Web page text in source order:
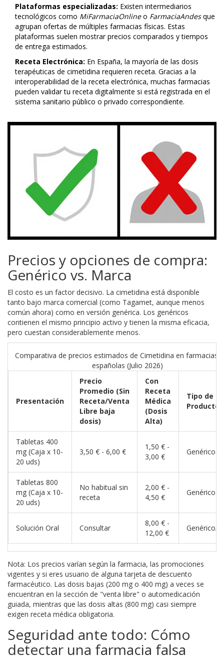
Plataformas especializadas: Existen intermediarios
tecnológicos como MiFarmaciaOnlineo FarmaciaAndesque
agrupan ofertas de múltiples farmacias físicas. Estas
plataformas suelen mostrar precios comparados y tiempos
de entrega estimados.
Receta Electrónica: En España, la mayoría de las dosis
terapéuticas de cimetidina requieren receta. Gracias a la
interoperabilidad de la receta electrónica, muchas farmacias
pueden validar tu receta digitalmente si está registrada en el
sistema sanitario público o privado correspondiente.
Precios y opciones de compra:
Genérico vs. Marca
El costo es un factor decisivo. La cimetidina está disponible
tanto bajo marca comercial (como Tagamet, aunque menos
común ahora) como en versión genérica. Los genéricos
contienen el mismo principio activo y tienen la misma eficacia,
pero cuestan considerablemente menos.
Comparativa de precios estimados de Cimetidina en farmacias
españolas (Julio 2026)
Presentación
Precio
Promedio (Sin
Receta/Venta
Libre baja
dosis)
Con
Receta
Médica
(Dosis
Alta)
Tipo de
Producto
Tabletas 400
mg (Caja x 10-
20 uds)
3,50 € - 6,00 €
1,50 € -
3,00 €
Genérico
Tabletas 800
mg (Caja x 10-
20 uds)
No habitual sin
receta
2,00 € -
4,50 €
Genérico
Solución Oral Consultar
8,00 € -
12,00 €
Genérico/
Nota: Los precios varían según la farmacia, las promociones
vigentes y si eres usuario de alguna tarjeta de descuento
farmacéutico. Las dosis bajas (200 mg o 400 mg) a veces se
encuentran en la sección de "venta libre" o automedicación
guiada, mientras que las dosis altas (800 mg) casi siempre
exigen receta médica obligatoria.
Seguridad ante todo: Cómo
detectar una farmacia falsa